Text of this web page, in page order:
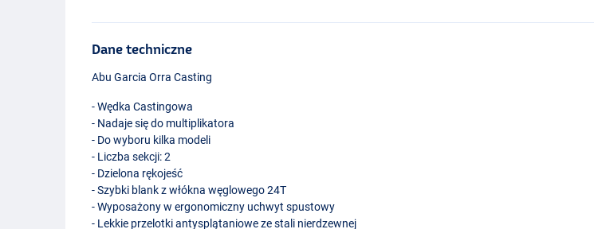
Dane techniczne
Abu Garcia Orra Casting
- Wędka Castingowa
- Nadaje się do multiplikatora
- Do wyboru kilka modeli
- Liczba sekcji: 2
- Dzielona rękojeść
- Szybki blank z włókna węglowego 24T
- Wyposażony w ergonomiczny uchwyt spustowy
- Lekkie przelotki antysplątaniowe ze stali nierdzewnej